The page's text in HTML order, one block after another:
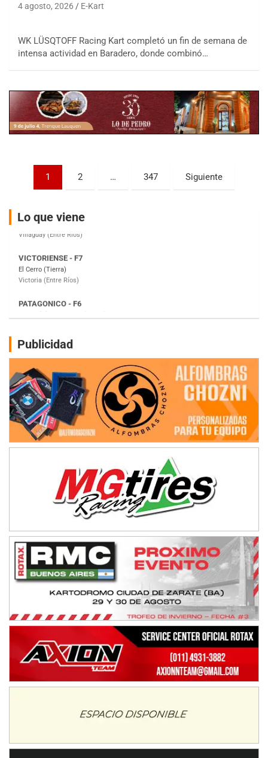
4 agosto, 2026 E-Kart
WK LÜSQTOFF Racing Kart completó un fin de semana de
intensa actividad en Baradero, donde combinó…
Paginación
entradas
1 2 … 347 Siguiente
Lo que viene
08/09-AGO
KDO - F6
Ciudad de Trenque Lauquen (Asfalto)
Trenque Lauquen (Buenos Aires)
Villaguay (Entre Ríos)
El Cerro (Tierra)
Victoria (Entre Ríos)
Moto Club Reginense (Tierra)
Gral. E. Godoy (Río Negro)
Juventud Unida (Tierra)
NORESTE SANTAFESINO - F6
Ciudad de Avellaneda (Asfalto)
Avellaneda (Santa Fe)
SUR SANTAFESINO - F4
José Samuel Sánchez (Tierra)
Rufino (Santa Fe)
TUCUMANO - F5
Juan Navarro (Asfalto)
COBERTURA ESPECIAL DE E-KART.COM.AR
IAME SERIES ARGENTINA 6
Ramiro Tot (Asfalto)
Baradero (Buenos Aires)
KDO - F6
Ciudad de Trenque Lauquen (Asfalto)
Trenque Lauquen (Buenos Aires)
ENTRERRIANO - F6 (POSTERGADA)
Villaguay (Entre Ríos)
VICTORIENSE - F7
El Cerro (Tierra)
Victoria (Entre Ríos)
PATAGONICO - F6
Gral. E. Godoy (Río Negro)
Juventud Unida (Tierra)
Publicidad